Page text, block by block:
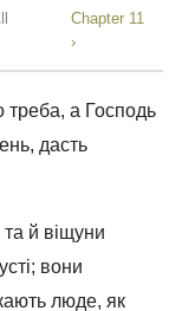
Chapter 11
›
треба, а Господь
дасть
й віщуни
вони
люде, як